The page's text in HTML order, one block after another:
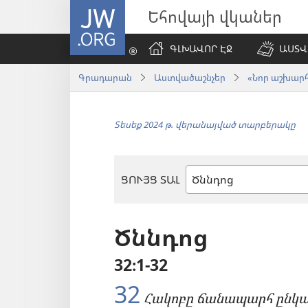
JW.ORG Եհովայի վկաներ
ԳԼԽԱՎՈՐ ԷՋ
Գրադարան Աստվածաշնչեր «Նոր
Տեսեք 2024 թ. վերանայված տարբերակը
ՑՈՒՅՑ ՏԱԼ
Աստվածաշնչյան
Ծննդոց
32։1-32
32 Հակոբը ճանապարհ